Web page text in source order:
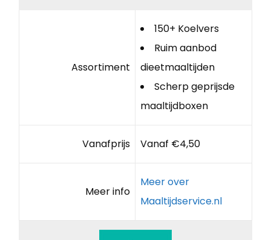
Assortiment
150+ Koelvers
Ruim aanbod
dieetmaaltijden
Scherp geprijsde
maaltijdboxen
Vanafprijs Vanaf €4,50
Meer info
Meer over
Maaltijdservice.nl